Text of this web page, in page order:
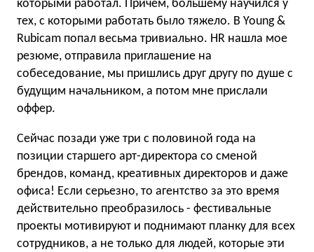
которыми работал. Причем, большему научился у
тех, с которыми работать было тяжело. В Young &
Rubicam попал весьма тривиально. HR нашла мое
резюме, отправила приглашение на
собеседование, мы пришлись друг другу по душе с
будущим начальником, а потом мне прислали
оффер.
Сейчас позади уже три с половиной года на
позиции старшего арт-директора со сменой
брендов, команд, креативных директоров и даже
офиса! Если серьезно, то агентство за это время
действительно преобразилось - фестивальные
проекты мотивируют и поднимают планку для всех
сотрудников, а не только для людей, которые эти